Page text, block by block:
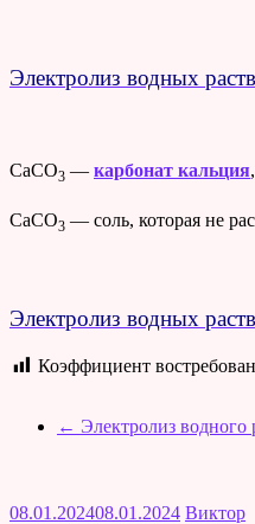
Электролиз водных
CaCO3 — карбонат кальция
CaCO3 — соль, которая не
Электролиз водных
Коэффициент
← Электролиз водного
08.01.202408.01.2024 Виктор